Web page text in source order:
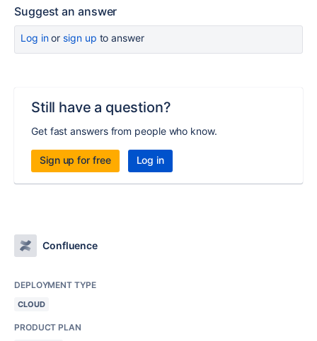
Suggest an answer
Log inor sign up to answer
Still have a question?
Get fast answers from people who know.
Sign up for free Log in
Confluence
DEPLOYMENT TYPE
CLOUD
PRODUCT PLAN